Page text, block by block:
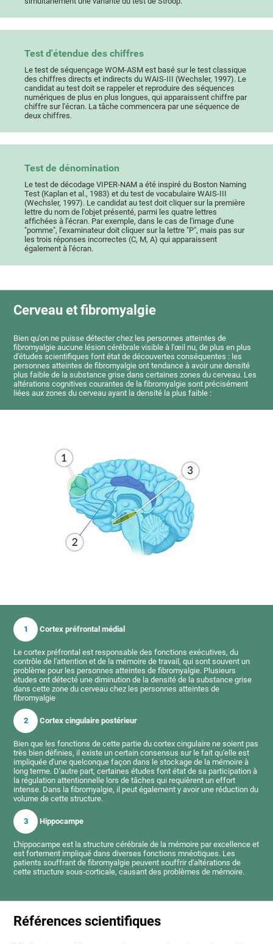
Test d'étendue des chiffres
Le test de séquençage WOM-ASM est basé sur le test classique
des chiffres directs et indirects du WAIS-III (Wechsler, 1997). Le
candidat au test doit se rappeler et reproduire des séquences
numériques de plus en plus longues, qui apparaissent chiffre par
chiffre sur l'écran. La tâche commencera par une séquence de
deux chiffres.
Test de dénomination
Le test de décodage VIPER-NAM a été inspiré du Boston Naming
Test (Kaplan et al., 1983) et du test de vocabulaire WAIS-III
(Wechsler, 1997). Le candidat au test doit cliquer sur la première
lettre du nom de l'objet présenté, parmi les quatre lettres
affichées à l'écran. Par exemple, dans le cas de l'image d'une
"pomme", l'examinateur doit cliquer sur la lettre "P", mais pas sur
les trois réponses incorrectes (C, M, A) qui apparaissent
également à l'écran.
Cerveau et fibromyalgie
Bien qu'on ne puisse détecter chez les personnes atteintes de
fibromyalgie aucune lésion cérébrale visible à l'œil nu, de plus en plus
d'études scientifiques font état de découvertes conséquentes : les
personnes atteintes de fibromyalgie ont tendance à avoir une densité
plus faible de la substance grise dans certaines zones du cerveau. Les
altérations cognitives courantes de la fibromyalgie sont précisément
liées aux zones du cerveau ayant la densité la plus faible :
1 Cortex préfrontal médial
Le cortex préfrontal est responsable des fonctions exécutives, du
contrôle de l'attention et de la mémoire de travail, qui sont souvent un
problème pour les personnes atteintes de fibromyalgie. Plusieurs
études ont détecté une diminution de la densité de la substance grise
dans cette zone du cerveau chez les personnes atteintes de
fibromyalgie
2 Cortex cingulaire postérieur
Bien que les fonctions de cette partie du cortex cingulaire ne soient pas
très bien définies, il existe un certain consensus sur le fait qu'elle est
impliquée d'une quelconque façon dans le stockage de la mémoire à
long terme. D'autre part, certaines études font état de sa participation à
la régulation attentionnelle lors de tâches qui requièrent un effort
intense. Dans la fibromyalgie, il peut également y avoir une réduction du
volume de cette structure.
3 Hippocampe
L'hippocampe est la structure cérébrale de la mémoire par excellence et
est fortement impliqué dans diverses fonctions mnéotiques. Les
patients souffrant de fibromyalgie peuvent souffrir d'altérations de
cette structure sous-corticale, causant des problèmes de mémoire.
Références scientifiques